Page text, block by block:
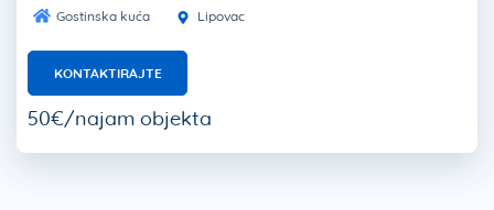
Gostinska kuća Lipovac
KONTAKTIRAJTE
50€/najam objekta